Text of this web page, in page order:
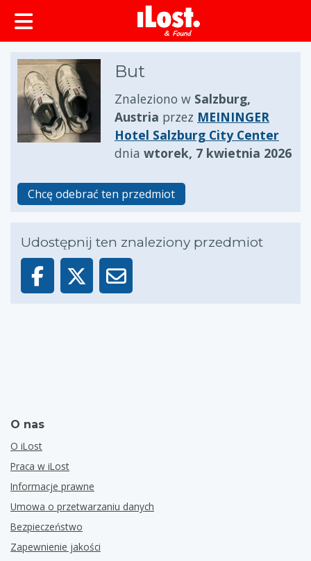
zawartości
But
Znaleziono w Salzburg,
Austria przez MEININGER
Hotel Salzburg City Center
dnia wtorek, 7 kwietnia 2026
Chcę odebrać ten przedmiot
Udostępnij ten znaleziony przedmiot
O nas
O iLost
Praca w iLost
Informacje prawne
Umowa o przetwarzaniu danych
Bezpieczeństwo
Zapewnienie jakości